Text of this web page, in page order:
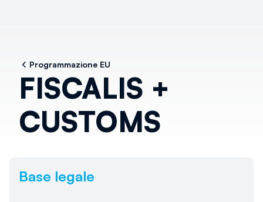
Programmazione EU
FISCALIS +
CUSTOMS
Base legale